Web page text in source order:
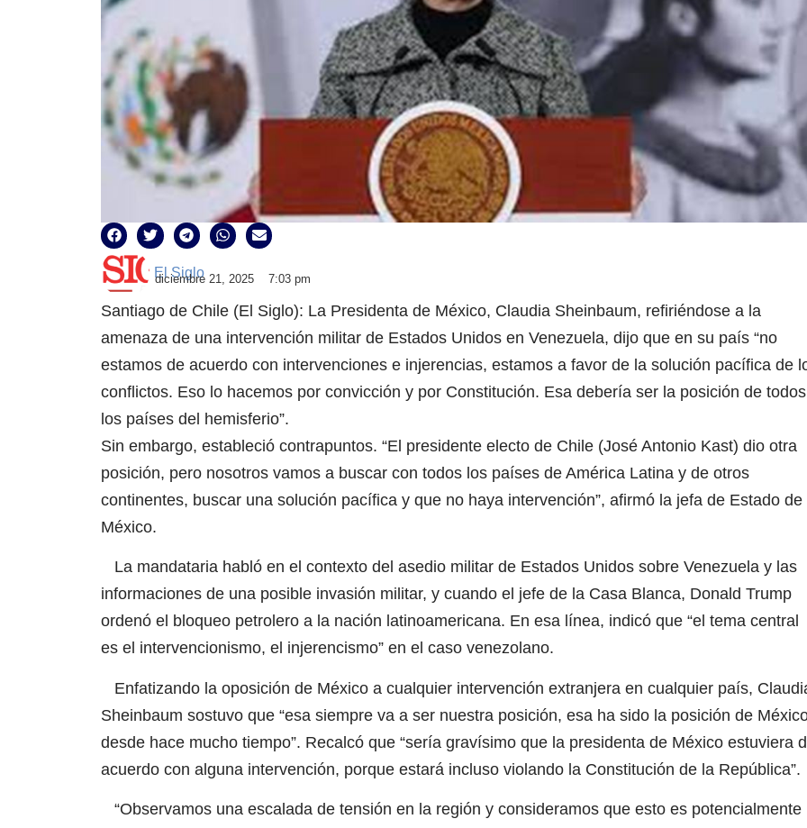
El Siglo
diciembre 21, 2025 7:03 pm
Santiago de Chile (El Siglo): La Presidenta de México, Claudia Sheinbaum, refiriéndose a la
amenaza de una intervención militar de Estados Unidos en Venezuela, dijo que en su país “no
estamos de acuerdo con intervenciones e injerencias, estamos a favor de la solución pacífica de
conflictos. Eso lo hacemos por convicción y por Constitución. Esa debería ser la posición de todos
los países del hemisferio”.
Sin embargo, estableció contrapuntos. “El presidente electo de Chile (José Antonio Kast) dio otra
posición, pero nosotros vamos a buscar con todos los países de América Latina y de otros
continentes, buscar una solución pacífica y que no haya intervención”, afirmó la jefa de Estado de
México.
La mandataria habló en el contexto del asedio militar de Estados Unidos sobre Venezuela y las
informaciones de una posible invasión militar, y cuando el jefe de la Casa Blanca, Donald Trump
ordenó el bloqueo petrolero a la nación latinoamericana. En esa línea, indicó que “el tema central
es el intervencionismo, el injerencismo” en el caso venezolano.
Enfatizando la oposición de México a cualquier intervención extranjera en cualquier país,
Sheinbaum sostuvo que “esa siempre va a ser nuestra posición, esa ha sido la posición de
desde hace mucho tiempo”. Recalcó que “sería gravísimo que la presidenta de México estuviera
acuerdo con alguna intervención, porque estará incluso violando la Constitución de la República”.
“Observamos una escalada de tensión en la región y consideramos que esto es potencialmente